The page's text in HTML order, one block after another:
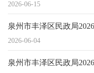
2026-06-15
2026-06-04
泉州市丰泽区民政局2026
泉州市丰泽区民政局2026